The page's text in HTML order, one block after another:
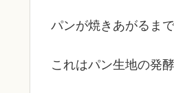
パンが焼きあがるま
これはパン生地の発